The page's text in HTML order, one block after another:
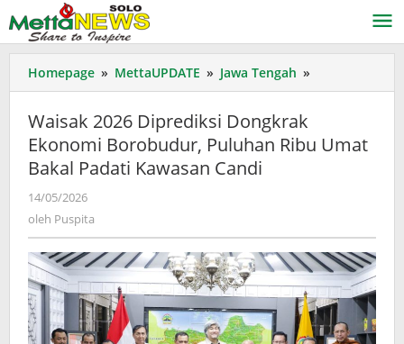
ke
konten
Homepage » MettaUPDATE » Jawa Tengah »
2026
Ekonomi
Bakal
Padati
Kawasan
Candi
Waisak 2026 Diprediksi Dongkrak
Ekonomi Borobudur, Puluhan Ribu Umat
Bakal Padati Kawasan Candi
14/05/2026
oleh Puspita